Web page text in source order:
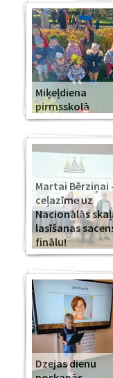
Miķeļdiena
pirmsskolā
Martai Bērziņai
ceļazīme uz
Nacionālās
lasīšanas
finālu!
Dzejas dienu